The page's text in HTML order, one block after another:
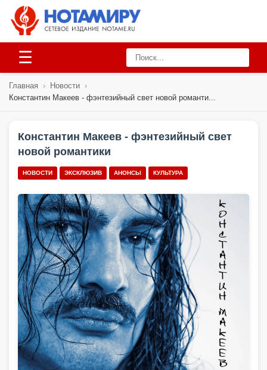
☰
Главная › Новости ›
Константин Макеев - фэнтезийный свет новой романти...
Константин Макеев - фэнтезийный свет
новой романтики
НОВОСТИ ЭКСКЛЮЗИВ АНОНСЫ КУЛЬТУРА